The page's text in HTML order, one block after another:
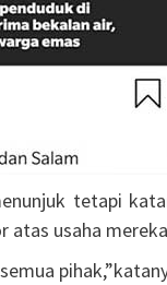
tetapi
atas usaha